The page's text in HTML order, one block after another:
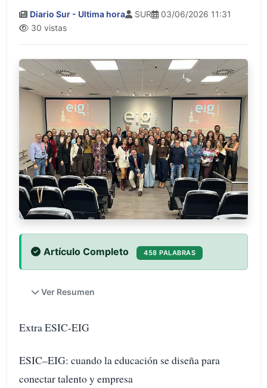
Diario Sur - Ultima hora SUR
03/06/2026 11:31
30 vistas
Artículo Completo 458 PALABRAS
Ver Resumen
Extra ESIC-EIG
ESIC–EIG: cuando la educación se diseña para
conectar talento y empresa